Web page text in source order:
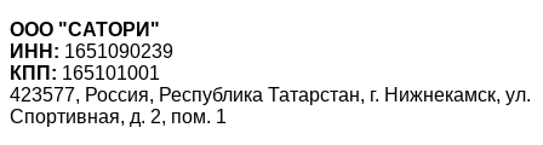
ООО "САТОРИ"
ИНН: 1651090239
КПП: 165101001
423577, Россия, Республика Татарстан, г. Нижнекамск, ул.
Спортивная, д. 2, пом. 1